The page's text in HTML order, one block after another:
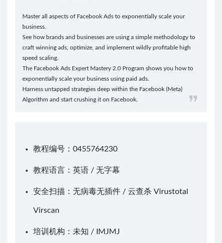
Master all aspects of Facebook Ads to exponentially scale your
business.
See how brands and businesses are using a simple methodology to
craft winning ads, optimize, and implement wildly profitable high
speed scaling.
The Facebook Ads Expert Mastery 2.0 Program shows you how to
exponentially scale your business using paid ads.
Harness untapped strategies deep within the Facebook (Meta)
Algorithm and start crushing it on Facebook.
教程编号：0455764230
教程语言：英语 / 无字幕
安全扫描：无病毒无插件 / 云查杀 Virustotal
Virscan
培训机构：未知 / IMJMJ